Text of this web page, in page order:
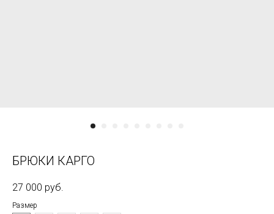
БРЮКИ КАРГО
27 000 руб.
Размер